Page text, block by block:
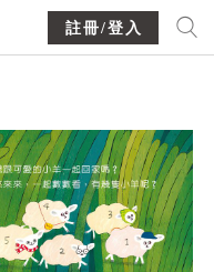
註冊/登入